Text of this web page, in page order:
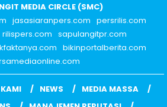
MEDIA CIRCLE (SMC)
jasasiaranpers.com persrilis.com
rilispers.com sapulangitpr.com
bikinportalberita.com
NEWS
MEDIA MASSA